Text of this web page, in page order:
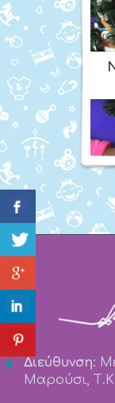
Διεύθυνση:
Μαρούσι, Τ.Κ.